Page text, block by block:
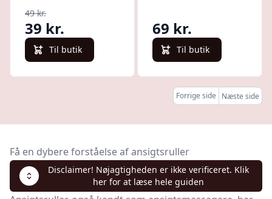
49 kr.
39 kr.
Til butik
roller -
Opbevaringspose
69 kr.
Til butik
Forrige side Næste side
Få en dybere forståelse af ansigtsruller
Disclaimer! Nøjagtigheden er ikke verificeret. Klik
her for at læse hele guiden